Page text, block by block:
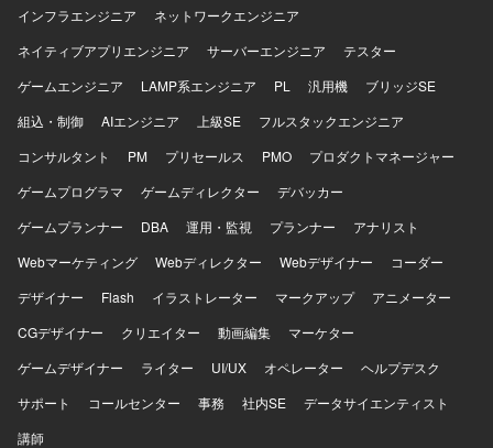
インフラエンジニア
ネットワークエンジニア
ネイティブアプリエンジニア
サーバーエンジニア
テスター
ゲームエンジニア
LAMP系エンジニア PL 汎用機
ブリッジSE
組込・制御
AIエンジニア 上級SE
フルスタックエンジニア
コンサルタント
PM プリセールス PMO
プロダクトマネージャー
ゲームプログラマ
ゲームディレクター
デバッカー
ゲームプランナー
DBA 運用・監視 プランナー
アナリスト
Webマーケティング
Webディレクター Webデザイナー
コーダー
デザイナー
Flash イラストレーター マークアップ
アニメーター
CGデザイナー
クリエイター 動画編集
マーケター
ゲームデザイナー
ライター UI/UX オペレーター
ヘルプデスク
サポート
コールセンター 事務 社内SE
データサイエンティスト
講師